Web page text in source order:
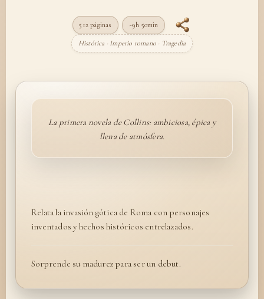
512 páginas ~9h 50min
Histórica · Imperio romano · Tragedia
La primera novela de Collins: ambiciosa, épica y
llena de atmósfera.
Relata la invasión gótica de Roma con personajes
inventados y hechos históricos entrelazados.
Sorprende su madurez para ser un debut.